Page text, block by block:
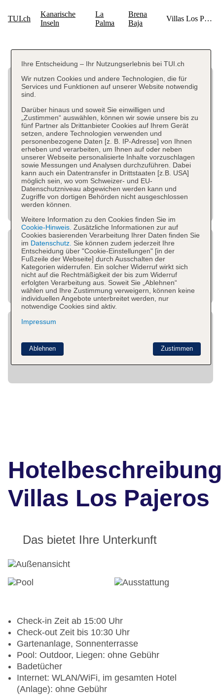
Villas Los Pajeros
Das bietet Ihre Unterkunft
Check-in Zeit ab 15:00 Uhr
Check-out Zeit bis 10:30 Uhr
Gartenanlage, Sonnenterrasse
Pool: Outdoor, Liegen: ohne Gebühr
Badetücher
Internet: WLAN/WiFi, im gesamten Hotel
(Anlage): ohne Gebühr
Ihre Entscheidung – Ihr Nutzungserlebnis bei TUI.ch
Wir nutzen Cookies und andere Technologien, die für
Services und Funktionen auf unserer Website notwendig
sind.
Darüber hinaus und soweit Sie einwilligen und
„Zustimmen“ auswählen, können wir sowie unsere bis zu
fünf Partner als Drittanbieter Cookies auf Ihrem Gerät
setzen, andere Technologien verwenden und
personenbezogene Daten [z. B. IP-Adresse] von Ihnen
erheben und verarbeiten, um Ihnen auf oder neben
unserer Webseite personalisierte Inhalte vorzuschlagen
sowie Messungen und Analysen durchzuführen. Dabei
kann auch ein Datentransfer in Drittstaaten [z.B. USA]
möglich sein, wo vom Schweizer- und EU-
Datenschutzniveau abgewichen werden kann und
Zugriffe von dortigen Behörden nicht ausgeschlossen
werden können.
Weitere Information zu den Cookies finden Sie im
Cookie-Hinweis. Zusätzliche Informationen zur auf
Cookies basierenden Verarbeitung Ihrer Daten finden Sie
im Datenschutz. Sie können zudem jederzeit Ihre
Entscheidung über "Cookie-Einstellungen" [in der
Fußzeile der Webseite] durch Ausschalten der
Kategorien widerrufen. Ein solcher Widerruf wirkt sich
nicht auf die Rechtmäßigkeit der bis zum Widerruf
erfolgten Verarbeitung aus. Soweit Sie „Ablehnen“
wählen und Ihre Zustimmung verweigern, können keine
individuellen Angebote unterbreitet werden, nur
notwendige Cookies sind aktiv.
Impressum
Zustimmen
Ablehnen